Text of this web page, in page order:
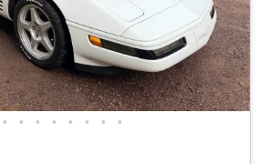
• • • • • • • •